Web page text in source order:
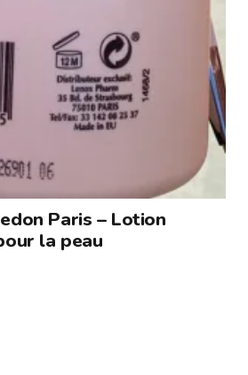
Paris – Lotion
la peau